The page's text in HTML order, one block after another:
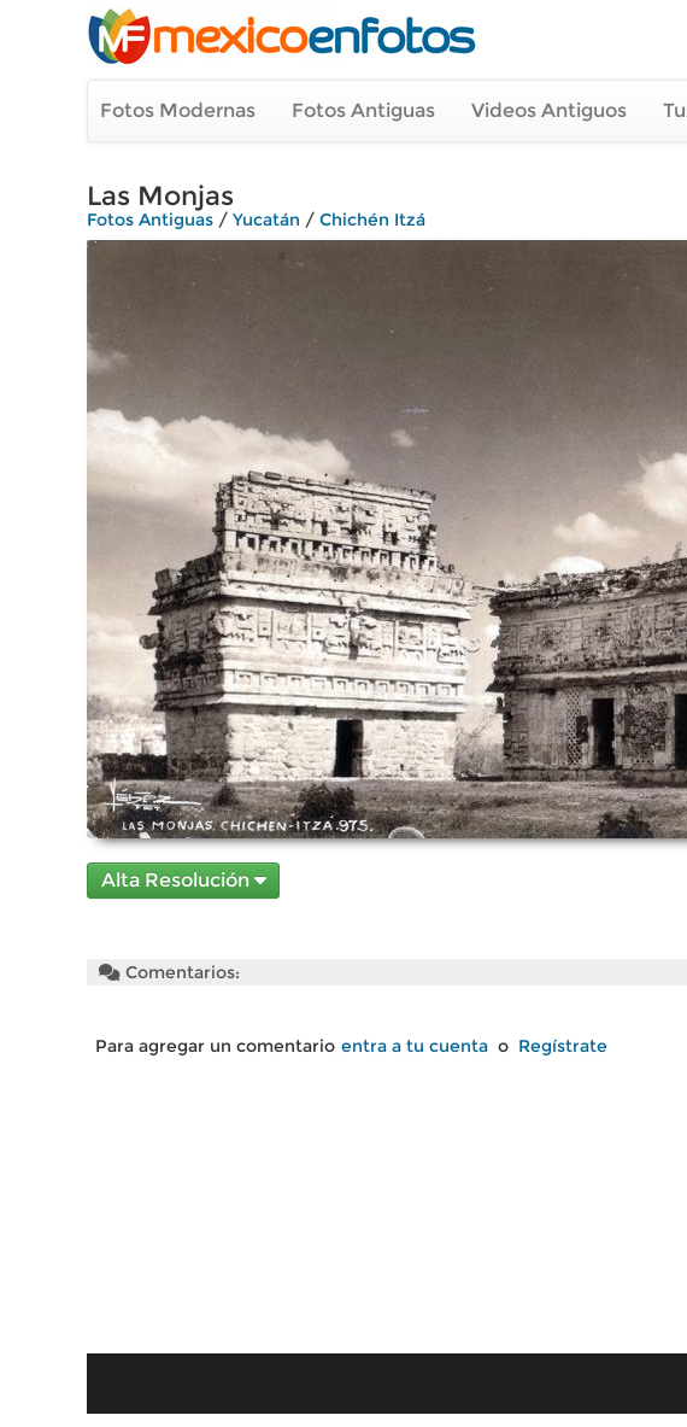
Fotos Modernas Fotos Antiguas Videos Antiguos
Las Monjas
Fotos Antiguas / Yucatán / Chichén Itzá
Alta Resolución
Comentarios:
Para agregar un comentario entra a tu cuenta o Regístrate